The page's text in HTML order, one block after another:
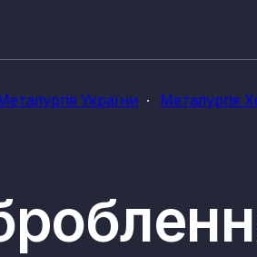
України Металургія